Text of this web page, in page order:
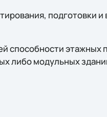
подготовки и
способности этажных
либо модульных